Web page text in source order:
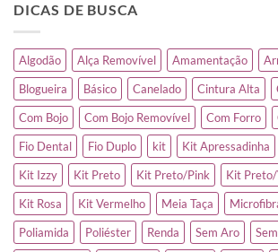
DICAS DE BUSCA
Algodão Alça Removível Amamentação
Blogueira
Básico Canelado Cintura Alta
Com Bojo
Com Bojo Removível Com Forro
Fio Dental
Fio Duplo kit Kit Apressadinha
Kit Izzy
Kit Preto Kit Preto/Pink
Kit
Kit Rosa
Kit Vermelho Meia Taça
Poliamida
Poliéster Renda Sem Aro